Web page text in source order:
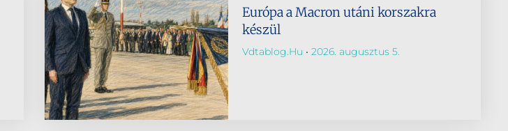
Európa a Macron utáni korszakra
készül
Vdtablog.hu 2026. augusztus 5.